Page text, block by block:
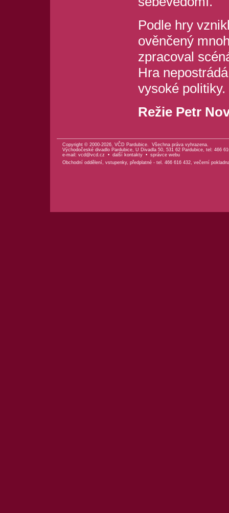
Podle hry
ověnčený
zpracoval
Hra
vysoké politiky.
Režie Petr
Copyright © 2000-2026, VČD Pardubice. Všechna práva vyhrazena.
Východočeské divadlo Pardubice, U Divadla 50, 531 62 Pardubice, tel: 466
e-mail: vcd@vcd.cz • další kontakty• správce webu
Obchodní oddělení, vstupenky, předplatné - tel. 466 616 432, večerní